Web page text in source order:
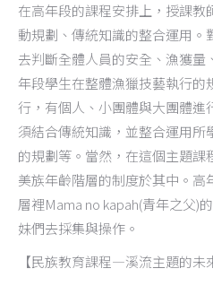
在高年段的課程安排上，授課
動規劃、傳統知識的整合運用
去判斷全體人員的安全、漁獲
年段學生在整體漁獵技藝執行
行，有個人、小團體與大團體
須結合傳統知識，並整合運用
的規劃等。當然，在這個主題
美族年齡階層的制度於其中。
層裡Mama no kapah(青年之父)
妹們去採集與操作。
【民族教育課程—溪流主題的未